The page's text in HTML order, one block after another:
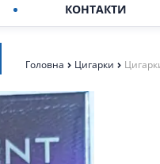
КОНТАКТИ
Головна Цигарки